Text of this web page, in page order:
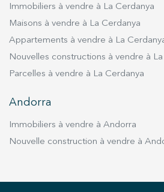
Immobiliers à vendre à La Cerdanya
Maisons à vendre à La Cerdanya
Appartements à vendre à La
Nouvelles constructions à vendre à
Parcelles à vendre à La Cerdanya
Andorra
Immobiliers à vendre à Andorra
Nouvelle construction à vendre à